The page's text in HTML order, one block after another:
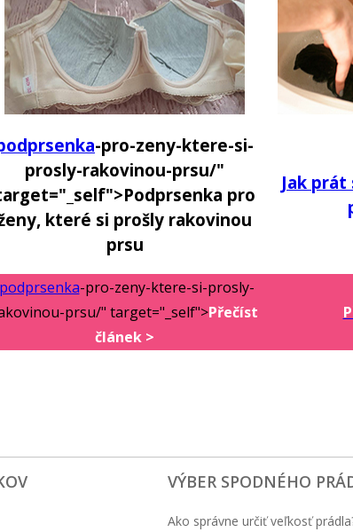
-pro-zeny-ktere-si-
prosly-rakovinou-prsu/"
pro
které si prošly rakovinou
prsu
Jak
podprsenka-pro-zeny-ktere-si-prosly-
prsu/" target="_self">Přečíst
článek >
VÝBER SPODNÉHO
Ako správne určiť veľkosť